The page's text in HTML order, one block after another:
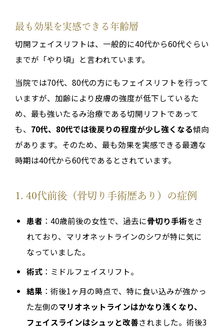
最も効果を実感できる年齢層
切開フェイスリフトは、一般的に40代から60代ぐらい
までが「やり頃」と言われています。
当院では70代、80代の方にもフェイスリフトを行って
いますが、加齢により皮膚の強度が低下しているた
め、最も強いたるみ治療である切開リフトであって
も、 70代、80代では後戻りの程度が少し強くなる傾向
があります。そのため、最も効果を実感できる最適な
時期は40代から60代であるとされています。
1. 40代前後（骨切り手術歴あり）の症例
患者 ：40歳前後の女性で、過去に骨切り手術をさ
れており、マリオネットラインのシワが特に気に
なっていました。
術式 ：ミドルフェイスリフト。
結果 ：術後1ヶ月の時点で、特に食い込みが強かっ
た左側のマリオネットラインはかなり浅くなり、
フェイスラインはシュッと改善されました。術後3